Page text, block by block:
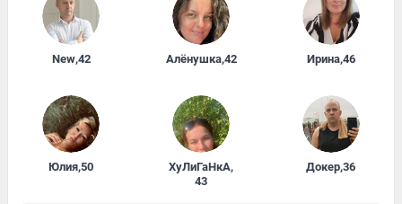
New,42 Алёнушка,42 Ирина,46
Юлия,50 ХуЛиГаНкА,
43
Докер,36